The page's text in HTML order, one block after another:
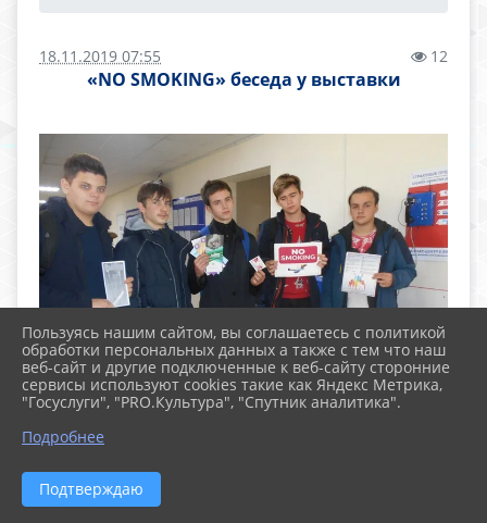
18.11.2019 07:55 12
«NO SMOKING» беседа у выставки
Пользуясь нашим сайтом, вы соглашаетесь с политикой
обработки персональных данных а также с тем что наш
веб-сайт и другие подключенные к веб-сайту сторонние
сервисы используют cookies такие как Яндекс Метрика,
"Госуслуги", "PRO.Культура", "Спутник аналитика".
Подробнее
Подтверждаю